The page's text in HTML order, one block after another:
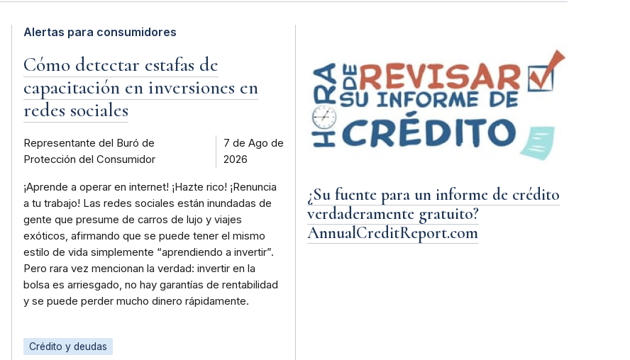
Alertas para consumidores
Cómo detectar estafas de
capacitación en inversiones en
redes sociales
Representante del Buró de
Protección del Consumidor
7 de Ago de
2026
¡Aprende a operar en internet! ¡Hazte rico! ¡Renuncia
a tu trabajo! Las redes sociales están inundadas de
gente que presume de carros de lujo y viajes
exóticos, afirmando que se puede tener el mismo
estilo de vida simplemente “aprendiendo a invertir”.
Pero rara vez mencionan la verdad: invertir en la
bolsa es arriesgado, no hay garantías de rentabilidad
y se puede perder mucho dinero rápidamente.
Crédito y deudas
¿Su fuente para un informe de crédito
verdaderamente gratuito?
AnnualCreditReport.com